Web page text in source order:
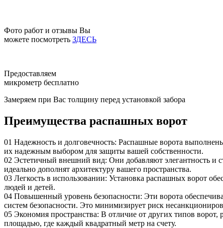
Фото работ и отзывы Вы
можете посмотреть ЗДЕСЬ
Предоставляем
микрометр бесплатно
Замеряем при Вас толщину перед установкой забора
Преимущества распашных ворот
01 Надежность и долговечность: Распашные ворота
их надежным выбором для защиты вашей собственности.
02 Эстетичный внешний вид: Они добавляют элегантность и
идеально дополнят архитектуру вашего пространства.
03 Легкость в использовании: Установка распашных ворот
людей и детей.
04 Повышенный уровень безопасности: Эти ворота
систем безопасности. Это минимизирует риск
05 Экономия пространства: В отличие от других типов ворот,
площадью, где каждый квадратный метр на счету.